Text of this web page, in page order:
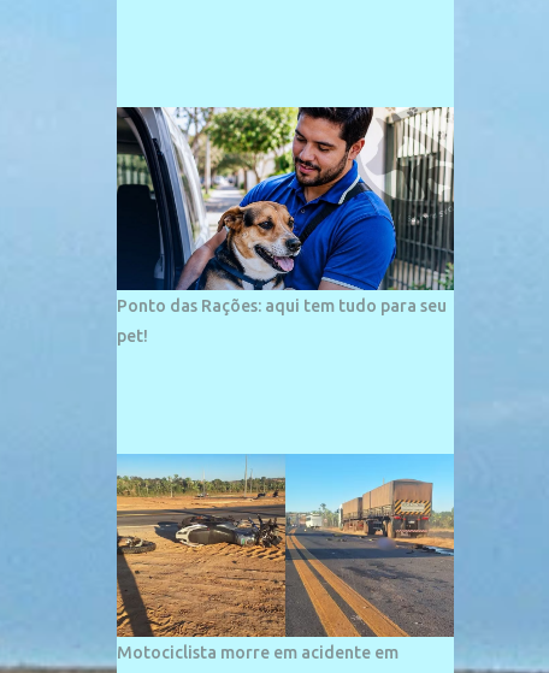
vizinhos. O bairro onde se localiza a praia é
palco de amplos investimentos e projetos
grandiosos como hotéis, pousadas e
residências de veraneio de grande porte. O
maior empreendimento fixado nessa área é
o SESC Praia, inaugurado em 12 de julho de
1996. Com arquitetura moderna,...
Ponto das Rações: aqui tem tudo para seu
pet!
Motociclista morre em acidente em